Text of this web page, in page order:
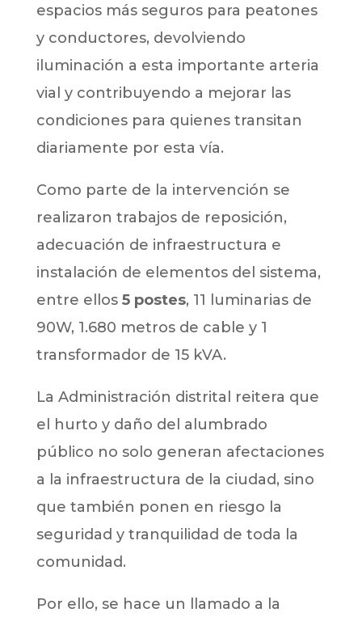
espacios más seguros para peatones
y conductores, devolviendo
iluminación a esta importante arteria
vial y contribuyendo a mejorar las
condiciones para quienes transitan
diariamente por esta vía.
Como parte de la intervención se
realizaron trabajos de reposición,
adecuación de infraestructura e
instalación de elementos del sistema,
entre ellos 5 postes, 11 luminarias de
90W, 1.680 metros de cable y 1
transformador de 15 kVA.
La Administración distrital reitera que
el hurto y daño del alumbrado
público no solo generan afectaciones
a la infraestructura de la ciudad, sino
que también ponen en riesgo la
seguridad y tranquilidad de toda la
comunidad.
Por ello, se hace un llamado a la